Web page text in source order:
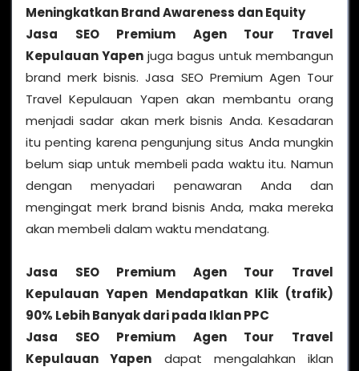
Meningkatkan Brand Awareness dan Equity
Jasa SEO Premium Agen Tour Travel
Kepulauan Yapen juga bagus untuk membangun
brand merk bisnis. Jasa SEO Premium Agen Tour
Travel Kepulauan Yapen akan membantu orang
menjadi sadar akan merk bisnis Anda. Kesadaran
itu penting karena pengunjung situs Anda mungkin
belum siap untuk membeli pada waktu itu. Namun
dengan menyadari penawaran Anda dan
mengingat merk brand bisnis Anda, maka mereka
akan membeli dalam waktu mendatang.
Jasa SEO Premium Agen Tour Travel
Kepulauan Yapen Mendapatkan Klik (trafik)
90% Lebih Banyak dari pada Iklan PPC
Jasa SEO Premium Agen Tour Travel
Kepulauan Yapen dapat mengalahkan iklan